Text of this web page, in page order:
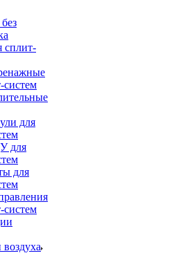
сплит-
систем
для
для
для
систем